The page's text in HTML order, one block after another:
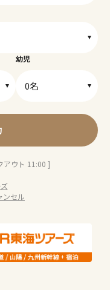
幼児
アウト 11:00 ]
ンセル